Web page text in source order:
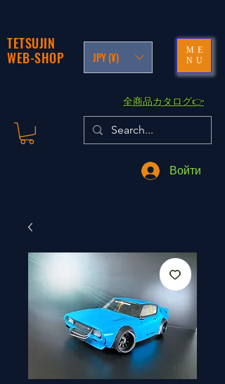
TETSUJIN
WEB-SHOP
JPY (¥)
ME
NU
​全商品カタログ👉
Войти